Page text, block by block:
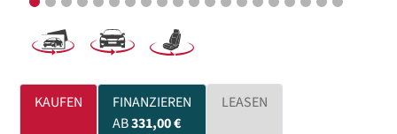
KAUFEN
FINANZIEREN
AB331,00 €
LEASEN